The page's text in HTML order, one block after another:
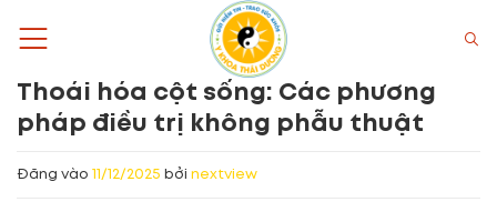
qua
dung
Thoái hóa cột sống: Các phương
pháp điều trị không phẫu thuật
Đăng vào 11/12/2025 bởi nextview